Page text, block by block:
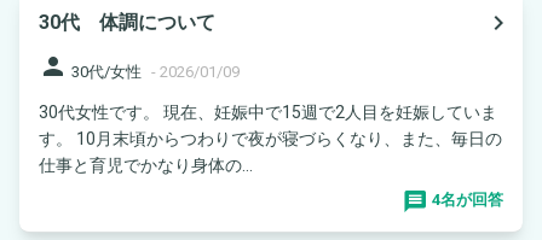
30代 体調について
navigate_next
person 30代/女性 - 2026/01/09
30代女性です。 現在、妊娠中で15週で2人目を妊娠していま
す。 10月末頃からつわりで夜が寝づらくなり、また、毎日の
仕事と育児でかなり身体の...
4名が回答